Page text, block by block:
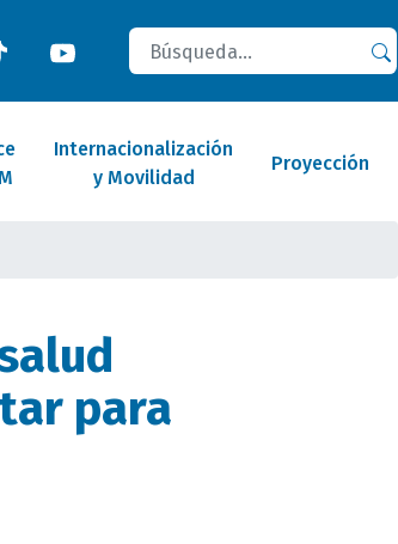
Buscar
Internacionalización
y Movilidad
Proyección
para